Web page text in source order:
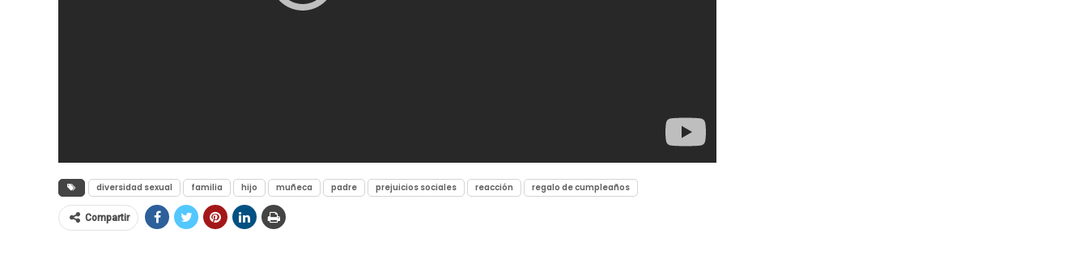
diversidad sexual familia hijo muñeca padre prejuicios sociales reacción regalo de cumpleaños
Compartir